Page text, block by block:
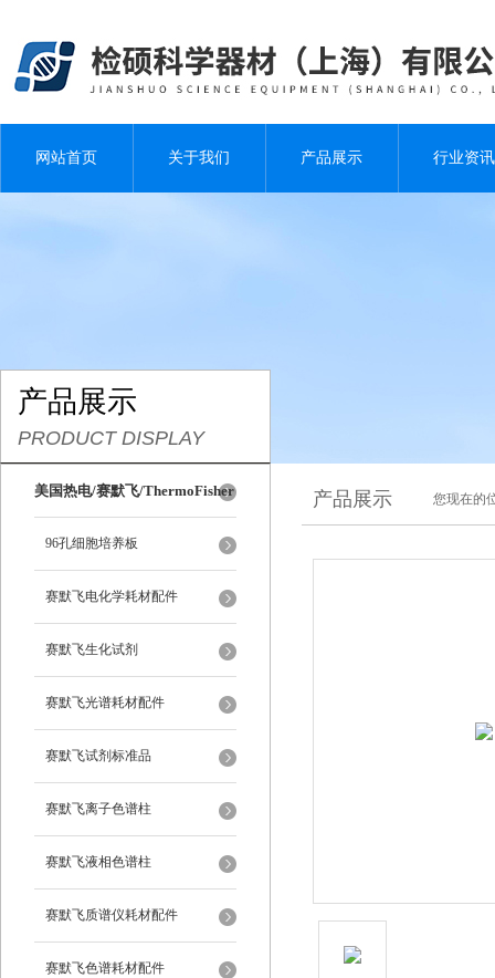
网站首页 关于我们 产品展示 行业资讯
产品展示
PRODUCT DISPLAY
美国热电/赛默飞/ThermoFisher
96孔细胞培养板
赛默飞电化学耗材配件
赛默飞生化试剂
赛默飞光谱耗材配件
赛默飞试剂标准品
赛默飞离子色谱柱
赛默飞液相色谱柱
赛默飞质谱仪耗材配件
赛默飞色谱耗材配件
产品展示 您现在的